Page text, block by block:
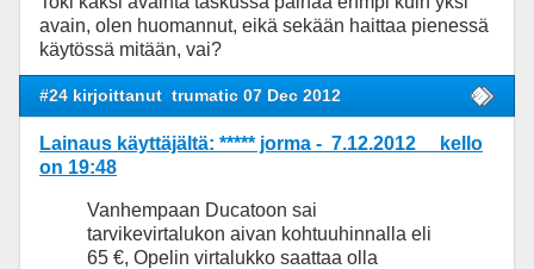
avain, olen huomannut, eikä sekään haittaa pienessä
käytössä mitään, vai?
#24 kirjoittanut trumatic 07 Dec 2012
Lainaus käyttäjältä: ***** jorma - 7.12.2012 kello
on 19:48
Vanhempaan Ducatoon sai
tarvikevirtalukon aivan kohtuuhinnalla eli
65 €, Opelin virtalukko saattaa olla